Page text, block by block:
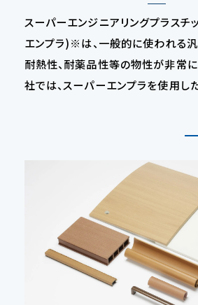
スーパーエンジニアリングプラスチ
エンプラ)※は、一般的に使われる
耐熱性、耐薬品性等の物性が非常に
社では、スーパーエンプラを使用
クの中でも特に耐熱性などに優れ